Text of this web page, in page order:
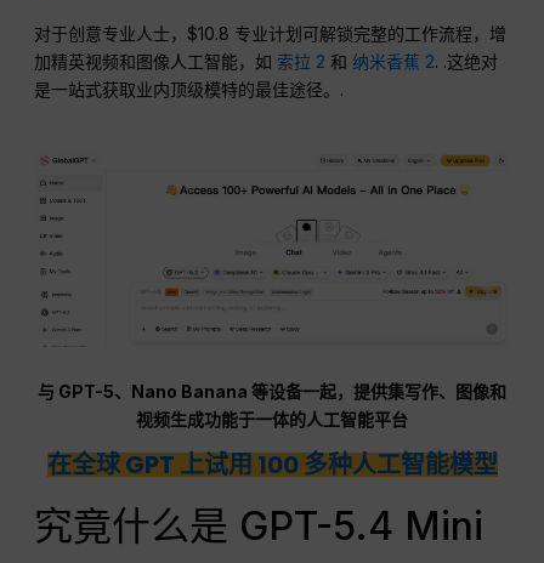
对于创意专业人士，$10.8 专业计划可解锁完整的工作流程，增
加精英视频和图像人工智能，如 索拉 2 和 纳米香蕉 2. .这绝对
是一站式获取业内顶级模特的最佳途径。.
与 GPT-5、Nano Banana 等设备一起，提供集写作、图像和
视频生成功能于一体的人工智能平台
在全球 GPT 上试用 100 多种人工智能模型
究竟什么是 GPT-5.4 Mini